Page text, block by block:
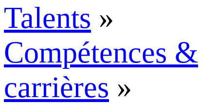
Talents »
Compétences &
carrières »